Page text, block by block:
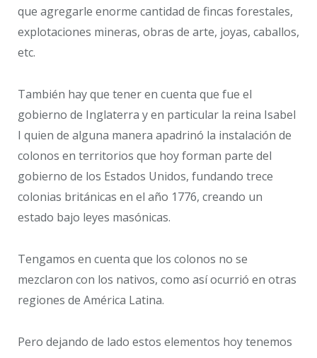
que agregarle enorme cantidad de fincas forestales,
explotaciones mineras, obras de arte, joyas, caballos,
etc.
También hay que tener en cuenta que fue el
gobierno de Inglaterra y en particular la reina Isabel
I quien de alguna manera apadrinó la instalación de
colonos en territorios que hoy forman parte del
gobierno de los Estados Unidos, fundando trece
colonias británicas en el año 1776, creando un
estado bajo leyes masónicas.
Tengamos en cuenta que los colonos no se
mezclaron con los nativos, como así ocurrió en otras
regiones de América Latina.
Pero dejando de lado estos elementos hoy tenemos